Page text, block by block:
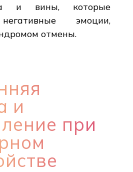
и вины, которые
эмоции,
отмены.
и
при